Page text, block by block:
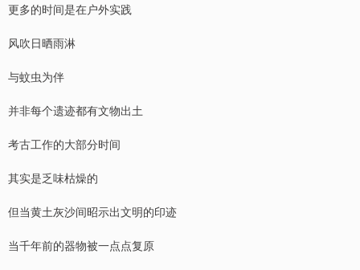
更多的时间是在户外实践
风吹日晒雨淋
与蚊虫为伴
并非每个遗迹都有文物出土
考古工作的大部分时间
其实是乏味枯燥的
但当黄土灰沙间昭示出文明的印迹
当千年前的器物被一点点复原